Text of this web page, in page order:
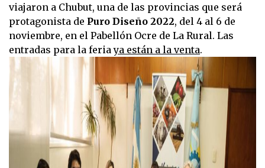
viajaron a Chubut, una de las provincias que será
protagonista de Puro Diseño 2022, del 4 al 6 de
noviembre, en el Pabellón Ocre de La Rural. Las
entradas para la feriaya están a la venta.